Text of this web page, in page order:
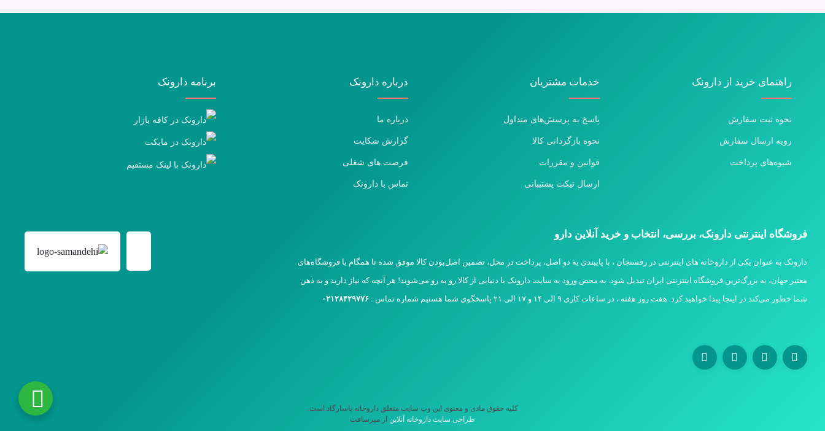
راهنمای خرید از دارونک
نحوه ثبت سفارش
رویه ارسال سفارش
شیوه‌های پرداخت
خدمات مشتریان
پاسخ به پرسش‌های متداول
نحوه بازگردانی کالا
قوانین و مقررات
ارسال تیکت پشتیبانی
درباره دارونک
درباره ما
گزارش شکایت
فرصت های شغلی
تماس با دارونک
برنامه دارونک
فروشگاه اینترنتی دارونک، بررسی، انتخاب و خرید آنلاین دارو
دارونک به عنوان یکی از داروخانه های اینترنتی در رفسنجان ، با پایبندی به دو اصل، پرداخت در محل، تضمین اصل‌بودن کالا موفق شده تا همگام با فروشگاه‌های
معتبر جهان، به بزرگ‌ترین فروشگاه اینترنتی ایران تبدیل شود. به محض ورود به سایت دارونک با دنیایی از کالا رو به رو می‌شوید! هر آنچه که نیاز دارید و به ذهن
شما خطور می‌کند در اینجا پیدا خواهید کرد. هفت روز هفته ، در ساعات کاری ۹ الی ۱۴ و ۱۷ الی ۲۱ پاسخگوی شما هستیم شماره تماس :
۰۲۱۲۸۴۲۹۷۷۶
کلیه حقوق مادی و معنوی این وب سایت متعلق داروخانه پاسارگاد است.
طراحی سایت داروخانه آنلاین از میرسافت